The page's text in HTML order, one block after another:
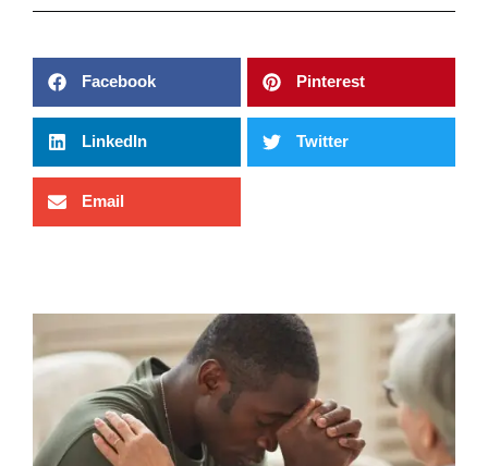
Facebook Pinterest
LinkedIn Twitter
Email